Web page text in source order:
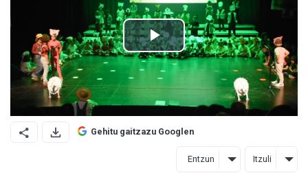
Gehitu gaitzazu Googlen
Entzun Itzuli